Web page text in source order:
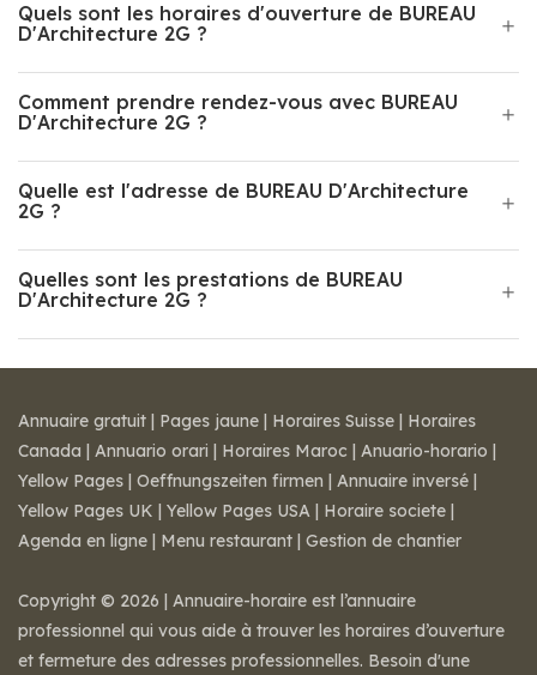
Quels sont les horaires d'ouverture de BUREAU
D'Architecture 2G ?
Comment prendre rendez-vous avec BUREAU
D'Architecture 2G ?
Quelle est l'adresse de BUREAU D'Architecture
2G ?
Quelles sont les prestations de BUREAU
D'Architecture 2G ?
Annuaire gratuit | Pages jaune | Horaires Suisse | Horaires
Canada | Annuario orari | Horaires Maroc | Anuario-horario |
Yellow Pages | Oeffnungszeiten firmen | Annuaire inversé |
Yellow Pages UK | Yellow Pages USA | Horaire societe |
Agenda en ligne | Menu restaurant | Gestion de chantier
Copyright © 2026 | Annuaire-horaire est l’annuaire
professionnel qui vous aide à trouver les horaires d’ouverture
et fermeture des adresses professionnelles. Besoin d'une